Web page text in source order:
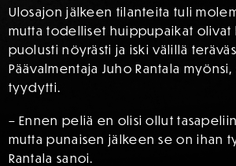
Ulosajon jälkeen tilanteita tuli
mutta todelliset huippupaikat olivat
puolusti nöyrästi ja iski välillä
Päävalmentaja Juho Rantala
tyydytti.
– Ennen peliä en olisi ollut
mutta punaisen jälkeen se on ihan
Rantala sanoi.